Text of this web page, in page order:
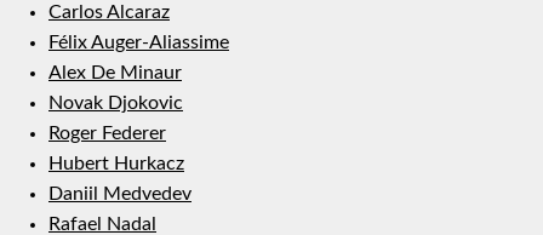
Carlos Alcaraz
Félix Auger-Aliassime
Alex De Minaur
Novak Djokovic
Roger Federer
Hubert Hurkacz
Daniil Medvedev
Rafael Nadal